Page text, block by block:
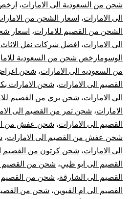
شحن من السعودية الى الامارات،
الى الامارات، اسعار الشحن من
الشحن من القصيم للامارات، اسعار
الى الامارات، افضل شركات نقل الاثاث
الوسومارخص شحن من السعودية
من السعوديه الى الامارات، شحن
القصيم الى الامارات، شحن الامارات
الي الامارات، شحن بري من القصيم
الامارات، شحن تمر من القصيم الى
القصيم الى الامارات، شحن عفش من
شحن عفش من القصيم الى الامارات،
الى الامارات، شحن كرتون من القصيم
القصيم الى ابو ظبي، شحن من القصيم
القصيم الى الشارقة، شحن من القصيم
القصيم الى ام القيوين، شحن من